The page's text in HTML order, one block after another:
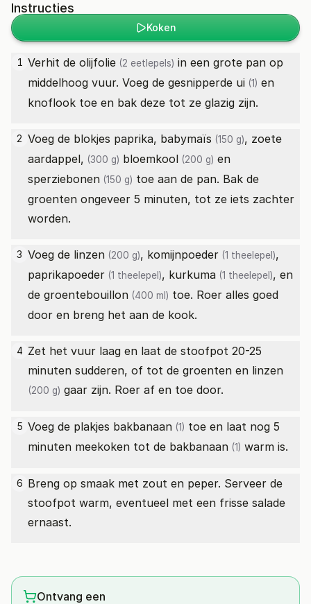
Instructies
Koken
1 Verhit de olijfolie (2 eetlepels) in een grote pan op
middelhoog vuur. Voeg de gesnipperde ui (1) en
knoflook toe en bak deze tot ze glazig zijn.
2 Voeg de blokjes paprika, babymaïs (150 g), zoete
aardappel, (300 g) bloemkool (200 g) en
sperziebonen (150 g) toe aan de pan. Bak de
groenten ongeveer 5 minuten, tot ze iets zachter
worden.
3 Voeg de linzen (200 g), komijnpoeder (1 theelepel),
paprikapoeder (1 theelepel), kurkuma (1 theelepel), en
de groentebouillon (400 ml) toe. Roer alles goed
door en breng het aan de kook.
4 Zet het vuur laag en laat de stoofpot 20-25
minuten sudderen, of tot de groenten en linzen
(200 g) gaar zijn. Roer af en toe door.
5 Voeg de plakjes bakbanaan (1) toe en laat nog 5
minuten meekoken tot de bakbanaan (1) warm is.
6 Breng op smaak met zout en peper. Serveer de
stoofpot warm, eventueel met een frisse salade
ernaast.
Ontvang een